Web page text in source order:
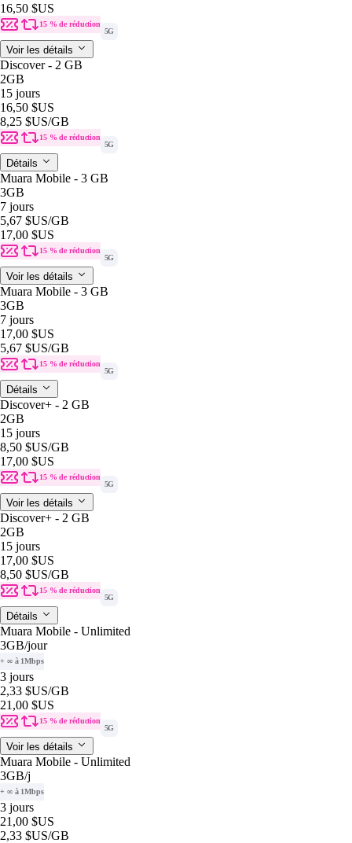
16,50 $US
15 % de réduction
5G
Voir les détails
Discover - 2 GB
2GB
15 jours
16,50 $US
8,25 $US/GB
15 % de réduction
5G
Détails
Muara Mobile - 3 GB
3GB
7 jours
5,67 $US/GB
17,00 $US
15 % de réduction
5G
Voir les détails
Muara Mobile - 3 GB
3GB
7 jours
17,00 $US
5,67 $US/GB
15 % de réduction
5G
Détails
Discover+ - 2 GB
2GB
15 jours
8,50 $US/GB
17,00 $US
15 % de réduction
5G
Voir les détails
Discover+ - 2 GB
2GB
15 jours
17,00 $US
8,50 $US/GB
15 % de réduction
5G
Détails
Muara Mobile - Unlimited
3GB/jour
+ ∞ à 1Mbps
3 jours
2,33 $US/GB
21,00 $US
15 % de réduction
5G
Voir les détails
Muara Mobile - Unlimited
3GB/j
+ ∞ à 1Mbps
3 jours
21,00 $US
2,33 $US/GB